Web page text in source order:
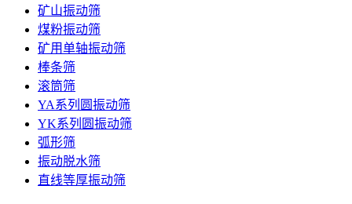
矿山振动筛
煤粉振动筛
矿用单轴振动筛
棒条筛
滚筒筛
YA系列圆振动筛
YK系列圆振动筛
弧形筛
振动脱水筛
直线等厚振动筛